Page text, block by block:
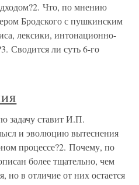
Что, по мнению
Бродского с пушкинским
лексики, интонационно-
Сводится ли суть 6-го
задачу ставит И.П.
и эволюцию вытеснения
процессе?2. Почему, по
более тщательно, чем
но в отличие от них остается